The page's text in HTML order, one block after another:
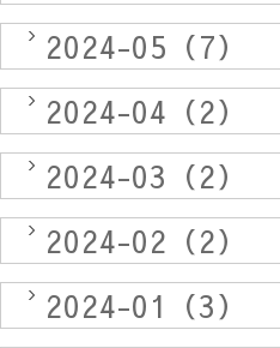
2024-05（7）
2024-04（2）
2024-03（2）
2024-02（2）
2024-01（3）